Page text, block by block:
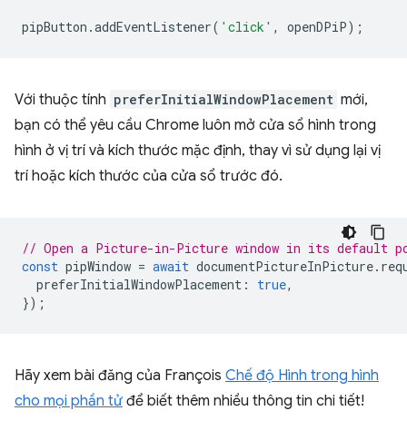
pipButton .addEventListener( 'click' , openDPiP);
Với thuộc tính preferInitialWindowPlacement mới,
bạn có thể yêu cầu Chrome luôn mở cửa sổ hình trong
hình ở vị trí và kích thước mặc định, thay vì sử dụng lại vị
trí hoặc kích thước của cửa sổ trước đó.
// Open a Picture-in-Picture window in its default
const pipWindow = await documentPictureInPicture.
preferInitialWindowPlacement : true,
});
Hãy xem bài đăng của François Chế độ Hình trong hình
cho mọi phần tử để biết thêm nhiều thông tin chi tiết!